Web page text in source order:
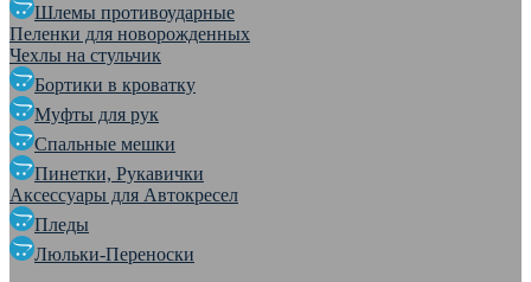
Шлемы противоударные
Пеленки для новорожденных
Чехлы на стульчик
Бортики в кроватку
Муфты для рук
Спальные мешки
Пинетки, Рукавички
Аксессуары для Автокресел
Пледы
Люльки-Переноски